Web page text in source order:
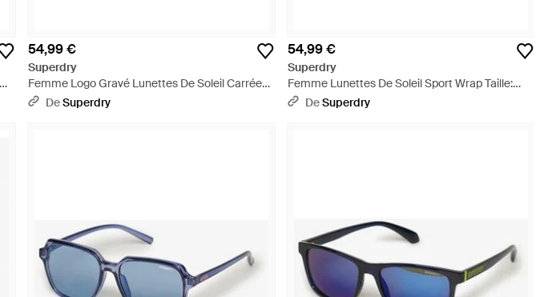
54,99 €
Superdry
Femme Logo Gravé Lunettes De Soleil Carrées -
BleuDeSuperdry
54,99 €
Superdry
Femme Lunettes De Soleil Sport Wrap Taille:
1Taille - Bleu
DeSuperdry